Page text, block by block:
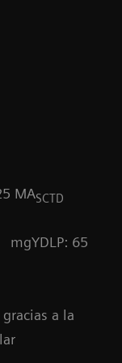
el
MASCTD
65
a la